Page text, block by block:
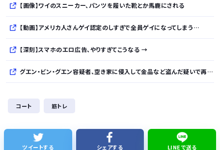
【画像】ワイのスニーカー、パンツを履いた靴とか馬鹿にされる
【動画】アメリカ人さんゲイ認定のしすぎで全員ゲイになってしまう…
【深刻】スマホのエロ広告、やりすぎてこうなる →
グエン・ビン・グエン容疑者、空き家に侵入して金品など盗んだ疑いで再逮捕 今年４月には別件で逮捕も不起訴になっていた
【悲報】若手有望騎手（20）が素行不良で師匠の調教師を激怒させてしまい引退に追い込まれそう
コート 筋トレ
ツイートする シェアする LINEで送る